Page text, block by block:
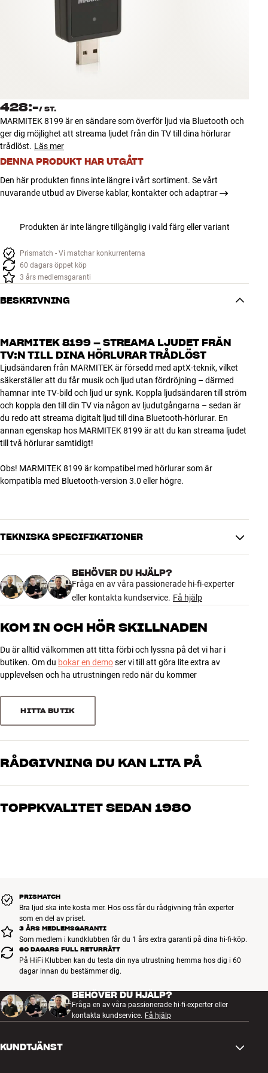
Tillbehör
INSPIRATION
ERBJUDANDEN
Hitta Butik
Kundtjänst
Logga in
Företag
428:-/ ST.
MARMITEK 8199 är en sändare som överför ljud via Bluetooth och
ger dig möjlighet att streama ljudet från din TV till dina hörlurar
trådlöst. Läs mer
DENNA PRODUKT HAR UTGÅTT
Den här produkten finns inte längre i vårt sortiment. Se vårt
nuvarande utbud av Diverse kablar, kontakter och adaptrar
Produkten är inte längre tillgänglig i vald färg eller variant
Prismatch - Vi matchar konkurrenterna
60 dagars öppet köp
3 års medlemsgaranti
BESKRIVNING
MARMITEK 8199 – STREAMA LJUDET FRÅN
TV:N TILL DINA HÖRLURAR TRÅDLÖST
Ljudsändaren från MARMITEK är försedd med aptX-teknik, vilket
säkerställer att du får musik och ljud utan fördröjning – därmed
hamnar inte TV-bild och ljud ur synk. Koppla ljudsändaren till ström
och koppla den till din TV via någon av ljudutgångarna – sedan är
du redo att streama digitalt ljud till dina Bluetooth-hörlurar. En
annan egenskap hos MARMITEK 8199 är att du kan streama ljudet
till två hörlurar samtidigt!
Obs! MARMITEK 8199 är kompatibel med hörlurar som är
kompatibla med Bluetooth-version 3.0 eller högre.
TEKNISKA SPECIFIKATIONER
DIMENSIONER OCH DESIGN
Färg
Svart
Vikt (kg)
0,18
Vikt emballage (kg)
13 x 6 x 18 cm (bredd x höjd x
djup)
GENERELLA EGENSKAPER
Bluetooth-version: V3.0 + EDR
Bluetooth-profiler: A2DP
SBC
Digital ljudutgång: Coax, Toslink
BEHÖVER DU HJÄLP?
Fråga en av våra passionerade hi-fi-experter
eller kontakta kundservice. Få hjälp
KOM IN OCH HÖR SKILLNADEN
Du är alltid välkommen att titta förbi och lyssna på det vi har i
butiken. Om du bokar en demoser vi till att göra lite extra av
upplevelsen och ha utrustningen redo när du kommer
HITTA BUTIK
RÅDGIVNING DU KAN LITA PÅ
Våra medarbetare är riktiga entusiaster som kan produkterna och
vad du drömmer om, så hjälper vi dig att hitta den lösning som
TOPPKVALITET SEDAN 1980
PRISMATCH
Bra ljud ska inte kosta mer. Hos oss får du rådgivning från experter
som en del av priset.
3 ÅRS MEDLEMSGARANTI
Som medlem i kundklubben får du 1 års extra garanti på dina hi-fi-köp.
60 DAGARS FULL RETURRÄTT
På HiFi Klubben kan du testa din nya utrustning hemma hos dig i 60
dagar innan du bestämmer dig.
BEHÖVER DU HJÄLP?
Fråga en av våra passionerade hi-fi-experter eller
kontakta kundservice. Få hjälp
KUNDTJÄNST